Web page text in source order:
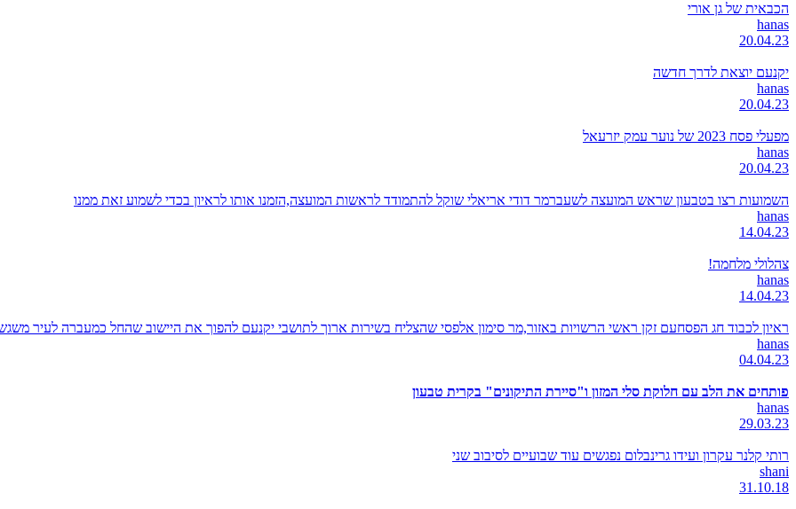
הכבאית של גן אורי
hanas
20.04.23
יקנעם יוצאת לדרך חדשה
hanas
20.04.23
מפעלי פסח 2023 של נוער עמק יזרעאל
hanas
20.04.23
השמועות רצו בטבעון שראש המועצה לשעברמר דודי אריאלי שוקל להתמודד לראשות המועצה,הזמנו אותו לראיון בכדי לשמוע זאת ממנו
hanas
14.04.23
צהלולי מלחמה!
hanas
14.04.23
ראיון לכבוד חג הפסחעם זקן ראשי הרשויות באזור,מר סימון אלפסי שהצליח בשירות ארוך לתושבי יקנעם להפוך את היישוב שהחל כמעברה לעיר
hanas
04.04.23
פותחים את הלב עם חלוקת סלי המזון ו"סיירת התיקונים" בקרית טבעון
hanas
29.03.23
רותי קלנר עקרון ועידו גרינבלום נפגשים עוד שבועיים לסיבוב שני
shani
31.10.18